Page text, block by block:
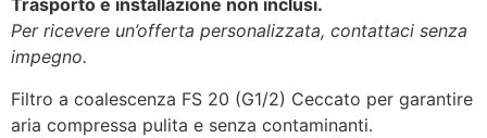
Trasporto e installazione non inclusi.
Per ricevere un’offerta personalizzata, contattaci senza
impegno.
Filtro a coalescenza FS 20 (G1/2) Ceccato per garantire
aria compressa pulita e senza contaminanti.